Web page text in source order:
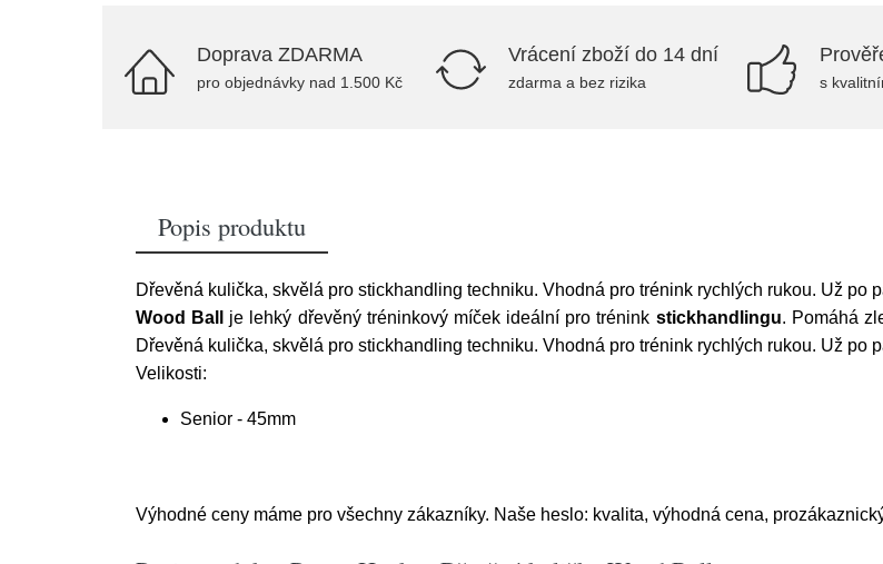
Doprava ZDARMA
pro objednávky nad 1.500 Kč
Vrácení zboží do 14 dní
zdarma a bez rizika s
Popis produktu
Dřevěná kulička, skvělá pro stickhandling techniku. Vhodná pro trénink rychlých rukou. Už po
Wood Ball
je lehký dřevěný tréninkový míček ideální pro trénink stickhandlingu. Pomáhá
Dřevěná kulička, skvělá pro stickhandling techniku. Vhodná pro trénink rychlých rukou. Už po
Velikosti:
Senior - 45mm
Výhodné ceny máme pro všechny zákazníky. Naše heslo: kvalita, výhodná cena,